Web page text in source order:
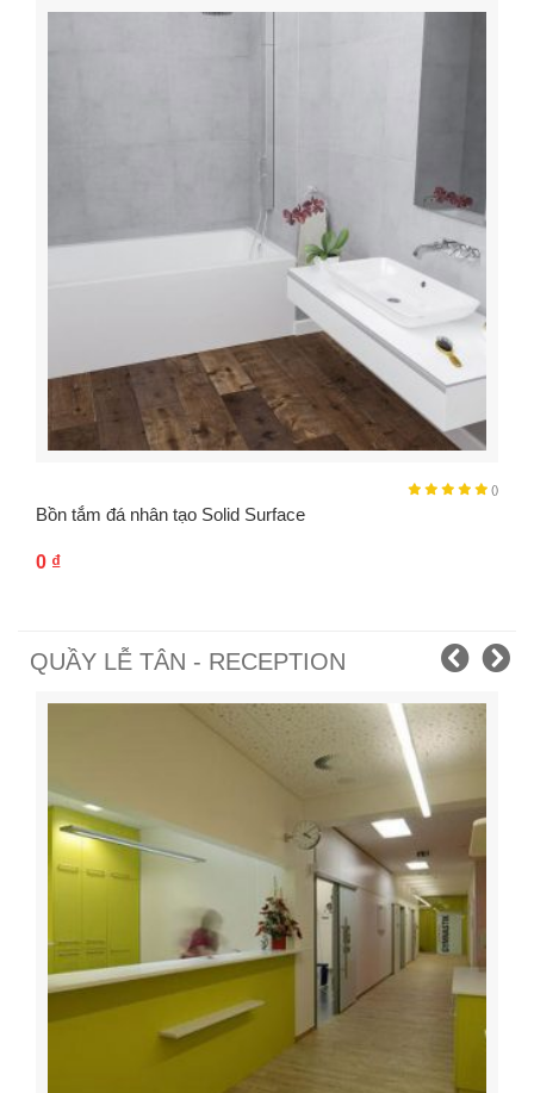
()
Bồn tắm đá nhân tạo Solid Surface
0 ₫
QUẦY LỄ TÂN - RECEPTION